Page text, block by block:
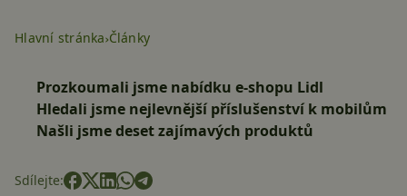
Hlavní stránka Články
Prozkoumali jsme nabídku e-shopu Lidl
Hledali jsme nejlevnější příslušenství k mobilům
Našli jsme deset zajímavých produktů
Sdílejte: